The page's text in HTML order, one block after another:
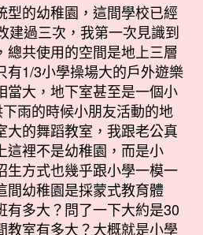
型的幼稚園，這間學校已經
建過三次，我第一次見識到
總共使用的空間是地上三層
有1/3小學操場大的戶外遊樂
當大，地下室甚至是一個小
雨的時候小朋友活動的地
大的舞蹈教室，我跟老公真
這裡不是幼稚園，而是小
生方式也幾乎跟小學一模一
間幼稚園是採蒙式教育體
有多大？問了一下大約是30
教室有多大？大概就是小學